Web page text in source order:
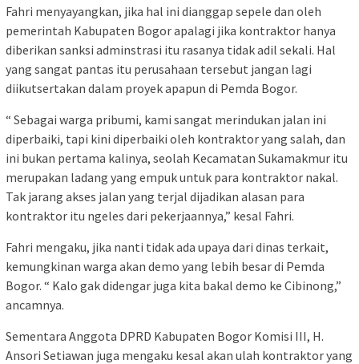
Fahri menyayangkan, jika hal ini dianggap sepele dan oleh
pemerintah Kabupaten Bogor apalagi jika kontraktor hanya
diberikan sanksi adminstrasi itu rasanya tidak adil sekali. Hal
yang sangat pantas itu perusahaan tersebut jangan lagi
diikutsertakan dalam proyek apapun di Pemda Bogor.
“ Sebagai warga pribumi, kami sangat merindukan jalan ini
diperbaiki, tapi kini diperbaiki oleh kontraktor yang salah, dan
ini bukan pertama kalinya, seolah Kecamatan Sukamakmur itu
merupakan ladang yang empuk untuk para kontraktor nakal.
Tak jarang akses jalan yang terjal dijadikan alasan para
kontraktor itu ngeles dari pekerjaannya,” kesal Fahri.
Fahri mengaku, jika nanti tidak ada upaya dari dinas terkait,
kemungkinan warga akan demo yang lebih besar di Pemda
Bogor. “ Kalo gak didengar juga kita bakal demo ke Cibinong,”
ancamnya.
Sementara Anggota DPRD Kabupaten Bogor Komisi III, H.
Ansori Setiawan juga mengaku kesal akan ulah kontraktor yang